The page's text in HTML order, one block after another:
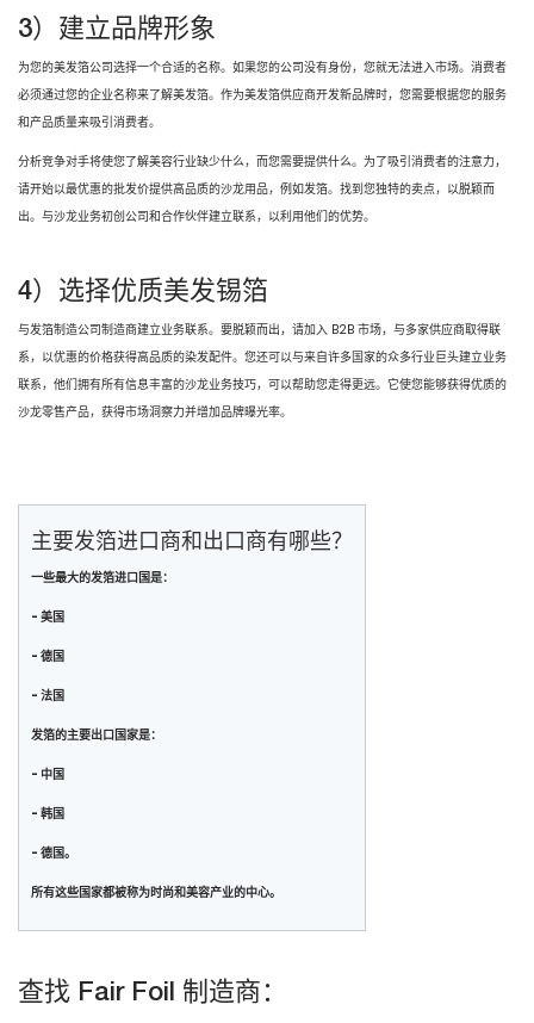
3）建立品牌形象
为您的美发箔公司选择一个合适的名称。如果您的公司没有身份，您就无法进入市场。消费者
必须通过您的企业名称来了解美发箔。作为美发箔供应商开发新品牌时，您需要根据您的服务
和产品质量来吸引消费者。
分析竞争对手将使您了解美容行业缺少什么，而您需要提供什么。为了吸引消费者的注意力，
请开始以最优惠的批发价提供高品质的沙龙用品，例如发箔。找到您独特的卖点，以脱颖而
出。与沙龙业务初创公司和合作伙伴建立联系，以利用他们的优势。
4）选择优质美发锡箔
与发箔制造公司制造商建立业务联系。要脱颖而出，请加入 B2B 市场，与多家供应商取得联
系，以优惠的价格获得高品质的染发配件。您还可以与来自许多国家的众多行业巨头建立业务
联系，他们拥有所有信息丰富的沙龙业务技巧，可以帮助您走得更远。它使您能够获得优质的
沙龙零售产品，获得市场洞察力并增加品牌曝光率。
主要发箔进口商和出口商有哪些？
一些最大的发箔进口国是：
- 美国
- 德国
- 法国
发箔的主要出口国家是：
- 中国
- 韩国
- 德国。
所有这些国家都被称为时尚和美容产业的中心。
查找 Fair Foil 制造商：